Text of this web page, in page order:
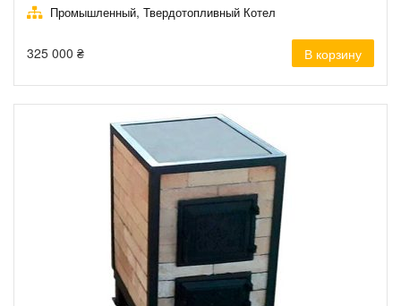
Промышленный, Твердотопливный Котел
325 000 ₴ В корзину